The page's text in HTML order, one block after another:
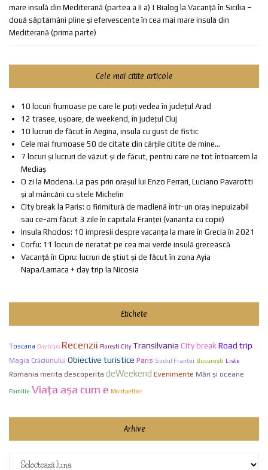
mare insulă din Mediterană (partea a II a) | Bialog la Vacanță în Sicilia –
două săptămâni pline și efervescente în cea mai mare insulă din
Mediterană (prima parte)
Cele mai citite articole
10 locuri frumoase pe care le poți vedea în județul Arad
12 trasee, ușoare, de weekend, în județul Cluj
10 lucruri de făcut în Aegina, insula cu gust de fistic
Cele mai frumoase 50 de citate din cărțile citite de mine...
7 locuri și lucruri de văzut și de făcut, pentru care ne tot întoarcem la
Mediaș
O zi la Modena. La pas prin orașul lui Enzo Ferrari, Luciano Pavarotti
și al mâncării cu stele Michelin
City break la Paris: o firimitură de madlenă într-un oraș inepuizabil
sau ce-am făcut 3 zile în capitala Franței (varianta cu copii)
Insula Rhodos: 10 impresii despre vacanța la mare în Grecia în 2021
Corfu: 11 locuri de neratat pe cea mai verde insulă grecească
Vacanță în Cipru: lucruri de știut și de făcut în zona Ayia
Napa/Larnaca + day trip la Nicosia
Etichete
Toscana Daytrips Recenzii Florești City Transilvania City break Road trip
Magia Crăciunului Obiective turistice Paris Sudul Franței Bucureşti Liste
Romania merita descoperita deWeekend Evenimente Mări și oceane
Familie Viaţa aşa cum e Montpellier
Arhive